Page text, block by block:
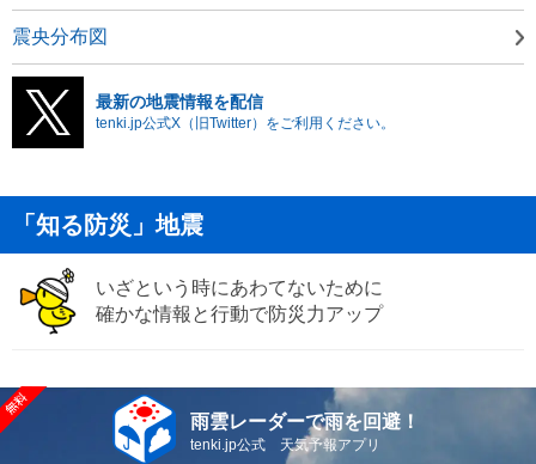
震央分布図
最新の地震情報を配信
tenki.jp公式X（旧Twitter）をご利用ください。
「知る防災」地震
いざという時にあわてないために
確かな情報と行動で防災力アップ
雨雲レーダーで雨を回避！
tenki.jp公式 天気予報アプリ